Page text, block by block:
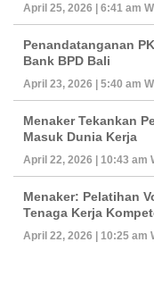
April 25, 2026 | 6:41 am
Penandatanganan
Bank BPD Bali
April 23, 2026 | 5:40 am
Menaker Tekankan
Masuk Dunia Kerja
April 22, 2026 | 10:43 am
Menaker: Pelatihan
Tenaga Kerja
April 22, 2026 | 10:25 am